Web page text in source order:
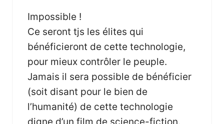
Impossible !
Ce seront tjs les élites qui
bénéficieront de cette technologie,
pour mieux contrôler le peuple.
Jamais il sera possible de bénéficier
(soit disant pour le bien de
l’humanité) de cette technologie